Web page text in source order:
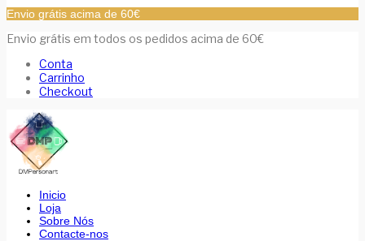
Envio grátis acima de 60€
Envio grátis em todos os pedidos acima de 60€
Conta
Carrinho
Checkout
Inicio
Loja
Sobre Nós
Contacte-nos